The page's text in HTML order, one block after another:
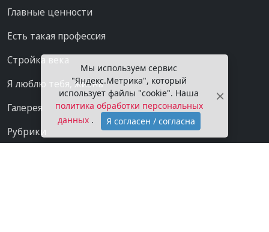
Главные ценности
Есть такая профессия
Стройка века
Я люблю тебя, жизнь
Галерея
Рубрики
Мы используем сервис
"Яндекс.Метрика", который
использует файлы "cookie". Наша
политика обработки персональных
данных . Я согласен / согласна